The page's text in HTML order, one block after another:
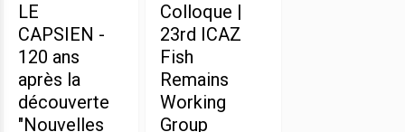
LE
CAPSIEN -
120 ans
après la
découverte
"Nouvelles
Colloque |
23rd ICAZ
Fish
Remains
Working
Group